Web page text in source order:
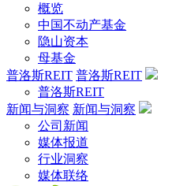
概览
中国不动产基金
隐山资本
母基金
普洛斯REIT 普洛斯REIT
普洛斯REIT
新闻与洞察 新闻与洞察
公司新闻
媒体报道
行业洞察
媒体联络